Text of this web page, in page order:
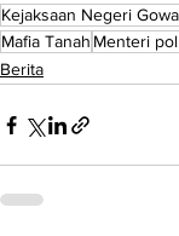
Kejaksaan Negeri Gowa
Mafia Tanah Menteri
Berita